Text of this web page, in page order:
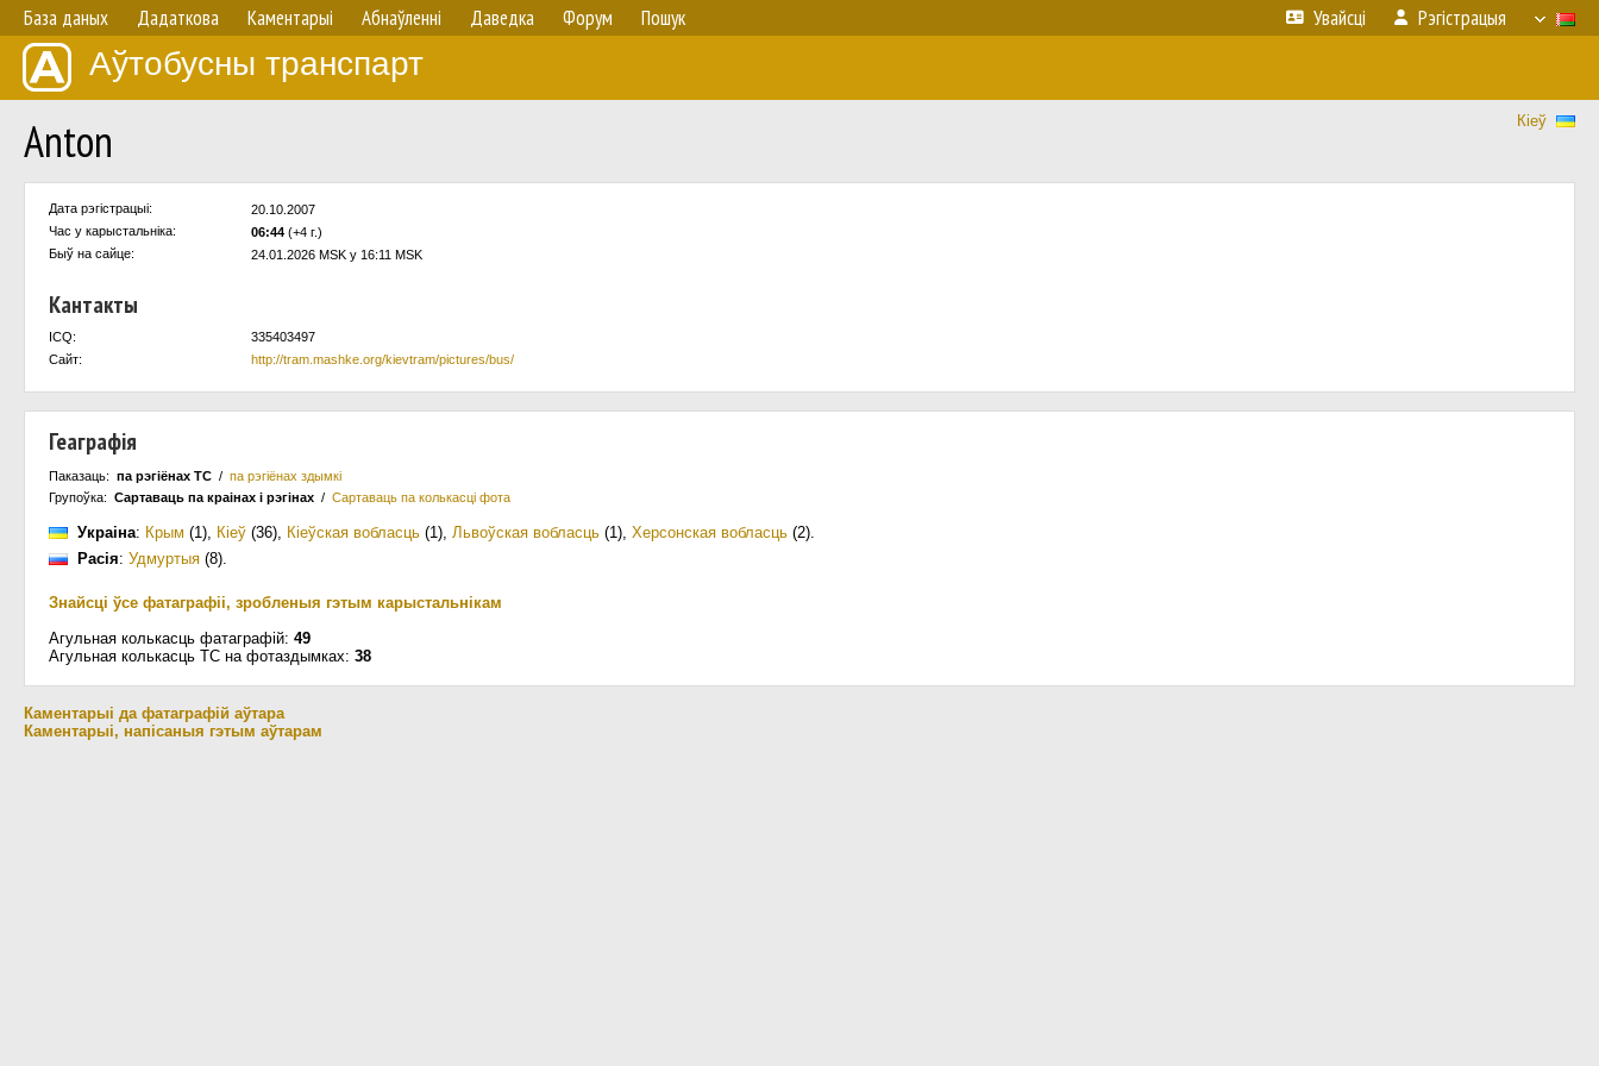
База даных Дадаткова Каментарыі Абнаўленнi Даведка Форум Пошук Увайсці Рэгістрацыя
Аўтобусны транспарт
Кіеў
Anton
Дата рэгістрацыі:
20.10.2007
Час у карыстальнiка:
06:44 (+4 г.)
Быў на сайце:
24.01.2026 MSK у 16:11 MSK
Кантакты
ICQ:
335403497
Сайт:
http://tram.mashke.org/kievtram/pictures/bus/
Геаграфія
Паказаць: па рэгіёнах ТС / па рэгіёнах здымкі
Групоўка: Сартаваць па краiнах i рэгінах / Сартаваць па колькасцi фота
Украіна: Крым (1), Кіеў (36), Кіеўская вобласць (1), Львоўская вобласць (1), Херсонская вобласць (2).
Расія: Удмуртыя (8).
Знайсці ўсе фатаграфіі, зробленыя гэтым карыстальнікам
Агульная колькасць фатаграфій: 49
Агульная колькасць ТС на фотаздымках: 38
Каментарыі да фатаграфій аўтара
Каментарыі, напісаныя гэтым аўтарам